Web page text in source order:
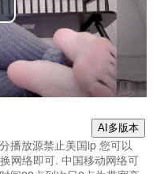
AI多版本
播放源禁止美国ip 您可以
网络即可. 中国移动网络可